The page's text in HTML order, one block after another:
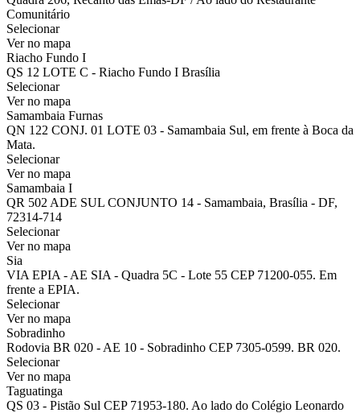
Comunitário
Selecionar
Ver no mapa
Riacho Fundo I
QS 12 LOTE C - Riacho Fundo I Brasília
Selecionar
Ver no mapa
Samambaia Furnas
QN 122 CONJ. 01 LOTE 03 - Samambaia Sul, em frente à Boca da
Mata.
Selecionar
Ver no mapa
Samambaia I
QR 502 ADE SUL CONJUNTO 14 - Samambaia, Brasília - DF,
72314-714
Selecionar
Ver no mapa
Sia
VIA EPIA - AE SIA - Quadra 5C - Lote 55 CEP 71200-055. Em
frente a EPIA.
Selecionar
Ver no mapa
Sobradinho
Rodovia BR 020 - AE 10 - Sobradinho CEP 7305-0599. BR 020.
Selecionar
Ver no mapa
Taguatinga
QS 03 - Pistão Sul CEP 71953-180. Ao lado do Colégio Leonardo